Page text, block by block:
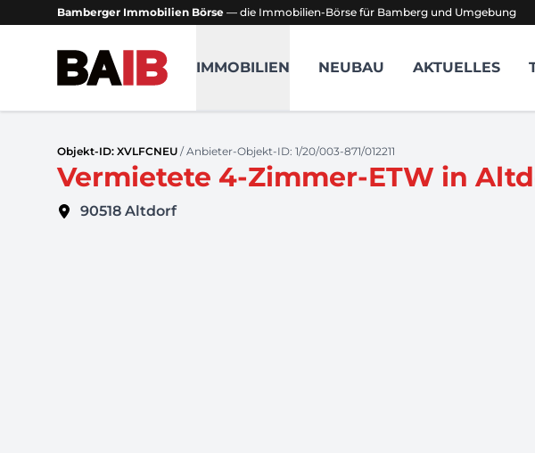
Bamberger Immobilien Börse — die Immobilien-Börse für Bamberg und Umgebung
Bamberger Immobilien Börse
IMMOBILIEN NEUBAU AKTUELLES
Objekt-ID: XVLFCNEU / Anbieter-Objekt-ID: 1/20/003-871/012211
Vermietete 4-Zimmer-ETW in
90518 Altdorf